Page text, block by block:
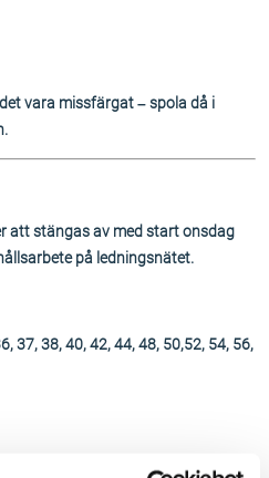
vara missfärgat – spola då i
att stängas av med start onsdag
på ledningsnätet.
37, 38, 40, 42, 44, 48, 50,52, 54, 56,
att sluttiden kan förändras utifrån